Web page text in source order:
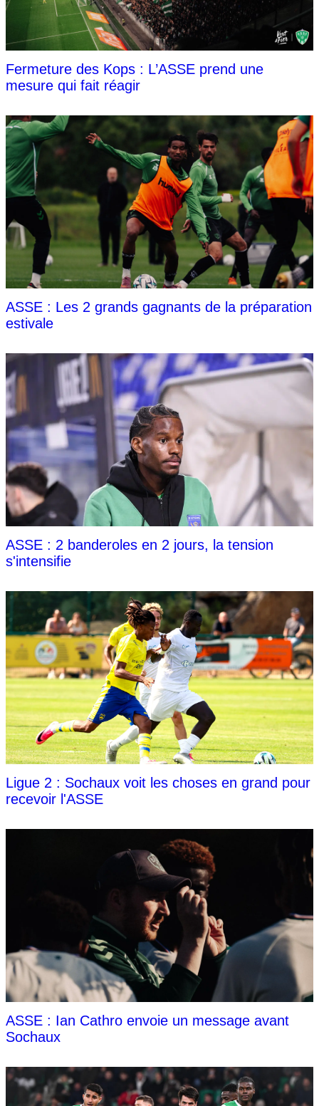
Fermeture des Kops : L’ASSE prend une
mesure qui fait réagir
ASSE : Les 2 grands gagnants de la préparation
estivale
ASSE : 2 banderoles en 2 jours, la tension
s'intensifie
Ligue 2 : Sochaux voit les choses en grand pour
recevoir l'ASSE
ASSE : Ian Cathro envoie un message avant
Sochaux